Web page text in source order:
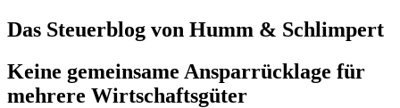
Das Steuerblog von Humm & Schlimpert
Keine gemeinsame Ansparrücklage für
mehrere Wirtschaftsgüter